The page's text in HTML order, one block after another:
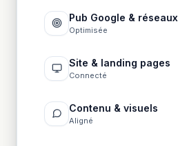
Pub Google & réseaux
Optimisée
Site & landing pages
Connecté
Contenu & visuels
Aligné